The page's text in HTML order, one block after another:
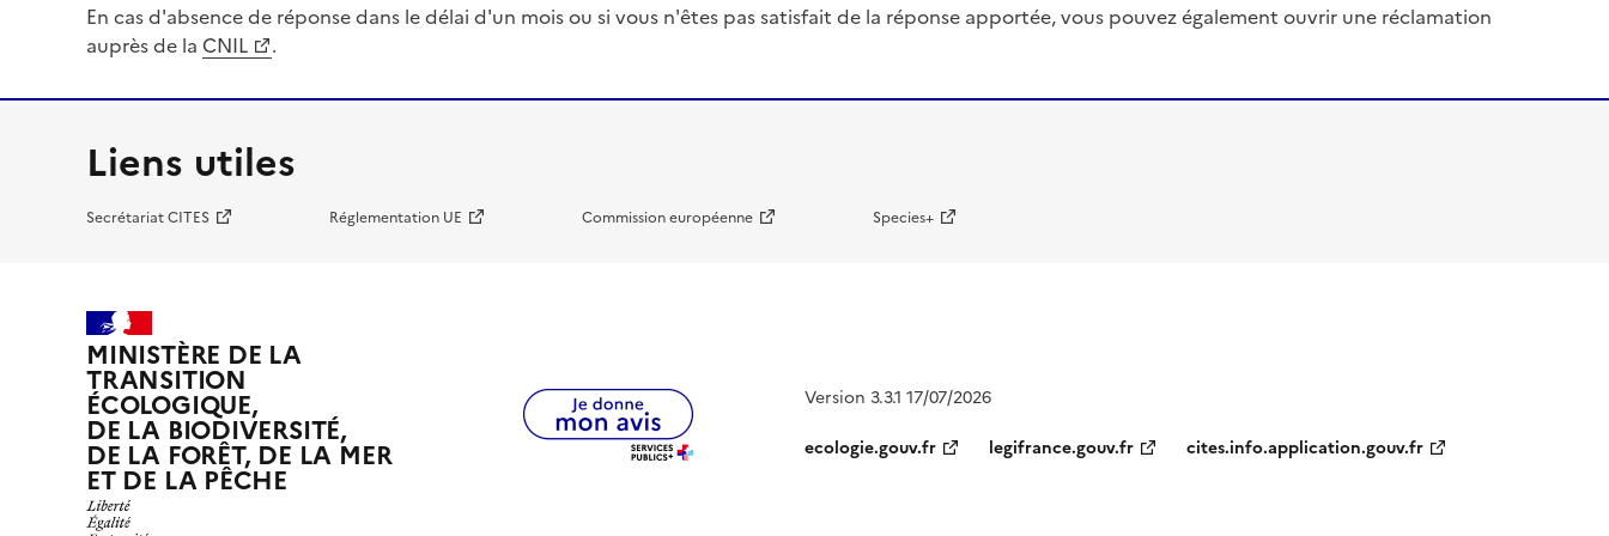
En cas d'absence de réponse dans le délai d'un mois ou si vous n'êtes pas satisfait de la réponse apportée, vous pouvez également ouvrir une réclamation
auprès de la CNIL .
Liens utiles
Secrétariat CITES Réglementation UE Commission européenne Species+
MINISTÈRE DE LA
TRANSITION
ÉCOLOGIQUE,
DE LA BIODIVERSITÉ,
DE LA FORÊT, DE LA MER
ET DE LA PÊCHE
Version 3.3.1 17/07/2026
ecologie.gouv.fr
legifrance.gouv.fr cites.info.application.gouv.fr